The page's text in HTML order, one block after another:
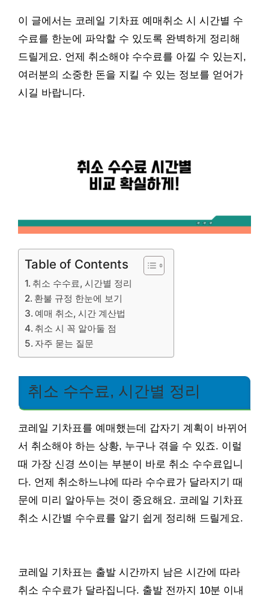
이 글에서는 코레일 기차표 예매취소 시 시간별 수
수료를 한눈에 파악할 수 있도록 완벽하게 정리해
드릴게요. 언제 취소해야 수수료를 아낄 수 있는지,
여러분의 소중한 돈을 지킬 수 있는 정보를 얻어가
시길 바랍니다.
Table of Contents
취소 수수료, 시간별 정리
환불 규정 한눈에 보기
예매 취소, 시간 계산법
취소 시 꼭 알아둘 점
자주 묻는 질문
취소 수수료, 시간별 정리
코레일 기차표를 예매했는데 갑자기 계획이 바뀌어
서 취소해야 하는 상황, 누구나 겪을 수 있죠. 이럴
때 가장 신경 쓰이는 부분이 바로 취소 수수료입니
다. 언제 취소하느냐에 따라 수수료가 달라지기 때
문에 미리 알아두는 것이 중요해요. 코레일 기차표
취소 시간별 수수료를 알기 쉽게 정리해 드릴게요.
코레일 기차표는 출발 시간까지 남은 시간에 따라
취소 수수료가 달라집니다. 출발 전까지 10분 이내